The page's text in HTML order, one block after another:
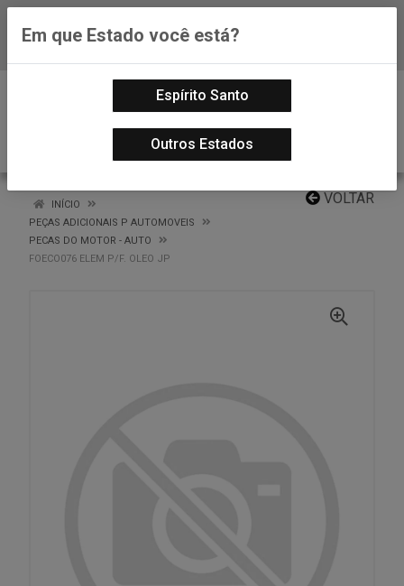
Baixe já nosso APP
VOLTAR
INÍCIO
PEÇAS ADICIONAIS P AUTOMOVEIS
PECAS DO MOTOR - AUTO
FOECO076 ELEM P/F. OLEO JP
Em que Estado você está?
Espírito Santo
Outros Estados